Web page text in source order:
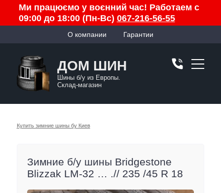
Ми працюємо у воєнний час! Работаем с
09:00 до 18:00 (Пн-Вс) 067-216-56-55
О компании Гарантии
ДОМ ШИН
Шины б/у из Европы.
Склад-магазин
Купить зимние шины бу Киев
Зимние б/у шины Bridgestone
Blizzak LM-32 … .// 235 /45 R 18